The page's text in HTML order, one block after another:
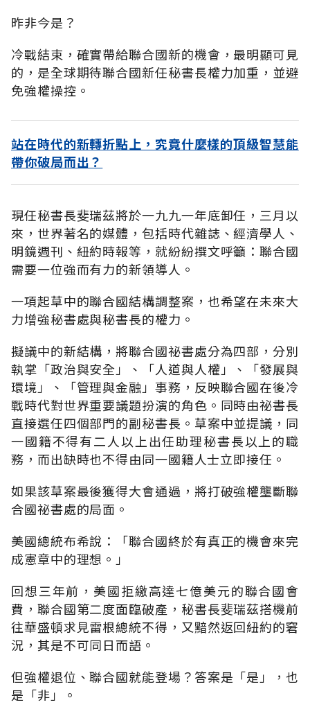
昨非今是？
冷戰結束，確實帶給聯合國新的機會，最明顯可見
的，是全球期待聯合國新任秘書長權力加重，並避
免強權操控。
站在時代的新轉折點上，究竟什麼樣的頂級智慧能
帶你破局而出？
現任秘書長斐瑞茲將於一九九一年底卸任，三月以
來，世界著名的媒體，包括時代雜誌、經濟學人、
明鏡週刊、紐約時報等，就紛紛撰文呼籲：聯合國
需要一位強而有力的新領導人。
一項起草中的聯合國結構調整案，也希望在未來大
力增強秘書處與秘書長的權力。
擬議中的新結構，將聯合國祕書處分為四部，分別
執掌「政治與安全」、「人道與人權」、「發展與
環境」、「管理與金融」事務，反映聯合國在後冷
戰時代對世界重要議題扮演的角色。同時由祕書長
直接選任四個部門的副秘書長。草案中並提議，同
一國籍不得有二人以上出任助理秘書長以上的職
務，而出缺時也不得由同一國籍人士立即接任。
如果該草案最後獲得大會通過，將打破強權壟斷聯
合國祕書處的局面。
美國總統布希說：「聯合國終於有真正的機會來完
成憲章中的理想。」
回想三年前，美國拒繳高達七億美元的聯合國會
費，聯合國第二度面臨破產，秘書長斐瑞茲搭機前
往華盛頓求見雷根總統不得，又黯然返回紐約的窘
況，其是不可同日而語。
但強權退位、聯合國就能登場？答案是「是」，也
是「非」。